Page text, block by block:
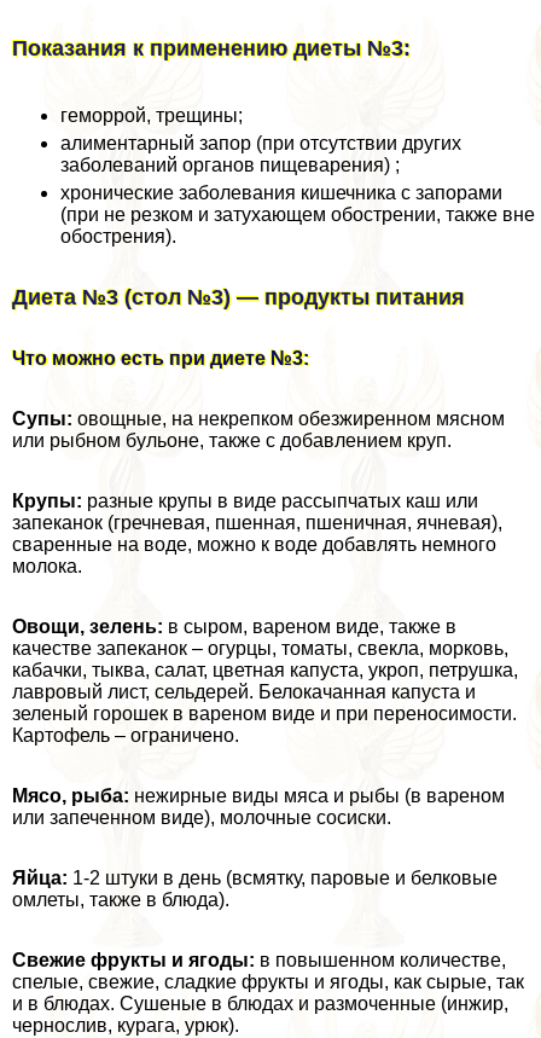
Показания к применению диеты №3:
геморрой, трещины;
алиментарный запор (при отсутствии других
заболеваний органов пищеварения) ;
хронические заболевания кишечника с запорами
(при не резком и затухающем обострении, также вне
обострения).
Диета №3 (cтол №3) — продукты питания
Что можно есть при диете №3:
Супы: овощные, на некрепком обезжиренном мясном
или рыбном бульоне, также с добавлением круп.
Крупы: разные крупы в виде рассыпчатых каш или
запеканок (гречневая, пшенная, пшеничная, ячневая),
сваренные на воде, можно к воде добавлять немного
молока.
Овощи, зелень: в сыром, вареном виде, также в
качестве запеканок – огурцы, томаты, свекла, морковь,
кабачки, тыква, салат, цветная капуста, укроп, петрушка,
лавровый лист, сельдерей. Белокачанная капуста и
зеленый горошек в вареном виде и при переносимости.
Картофель – ограничено.
Мясо, рыба: нежирные виды мяса и рыбы (в вареном
или запеченном виде), молочные сосиски.
Яйца: 1-2 штуки в день (всмятку, паровые и белковые
омлеты, также в блюда).
Свежие фрукты и ягоды: в повышенном количестве,
спелые, свежие, сладкие фрукты и ягоды, как сырые, так
и в блюдах. Сушеные в блюдах и размоченные (инжир,
чернослив, курага, урюк).